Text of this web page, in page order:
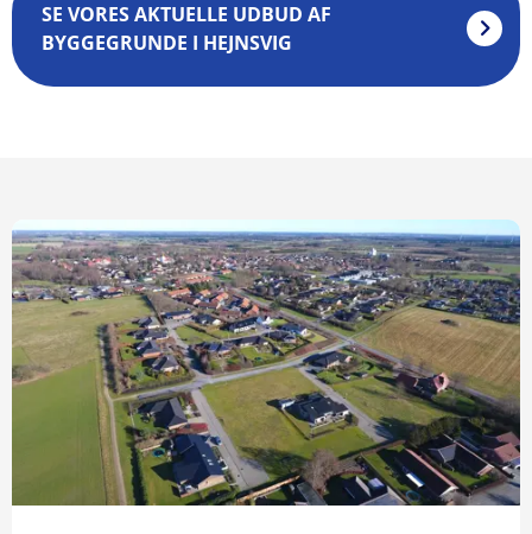
SE VORES AKTUELLE UDBUD AF
BYGGEGRUNDE I HEJNSVIG